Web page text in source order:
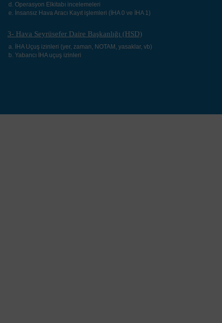
Operasyon Elkitabı incelemeleri
İnsansız Hava Aracı Kayıt işlemleri (İHA 0 ve İHA 1)
3- Hava Seyrüsefer Daire Başkanlığı (HSD)
İHA Uçuş izinleri (yer, zaman, NOTAM, yasaklar, vb)
Yabancı İHA uçuş izinleri